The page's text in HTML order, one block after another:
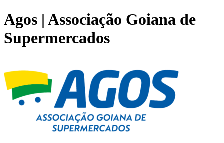
Agos | Associação Goiana de
Supermercados